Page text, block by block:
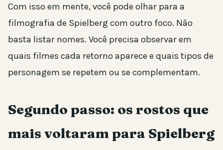
Com isso em mente, você pode olhar para a
filmografia de Spielberg com outro foco. Não
basta listar nomes. Você precisa observar em
quais filmes cada retorno aparece e quais tipos de
personagem se repetem ou se complementam.
Segundo passo: os rostos que
mais voltaram para Spielberg